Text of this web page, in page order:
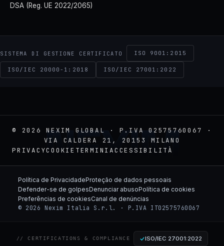
DSA (Reg. UE 2022/2065)
SISTEMA DI GESTIONE CERTIFICATO ISO 9001:2015
ISO/IEC 20000-1:2018 ISO/IEC 27001:2022
© 2026 NEXIM GLOBAL · P.IVA 02575760067 ·
VIA CALDERA 21, 20153 MILANO
PRIVACYCOOKIE TERMINI ACCESSIBILITÀ
NEXIM
Política de PrivacidadeProteção de dados pessoais
Defender-se de golpesDenunciar abusoPolítica de cookies
Preferências de cookiesCanal de denúncias
© 2026 Nexim Italia S.r.l. · P.IVA IT02575760067
// CERTIFICATIONS & COMPLIANCE ISO/IEC 27001:2022